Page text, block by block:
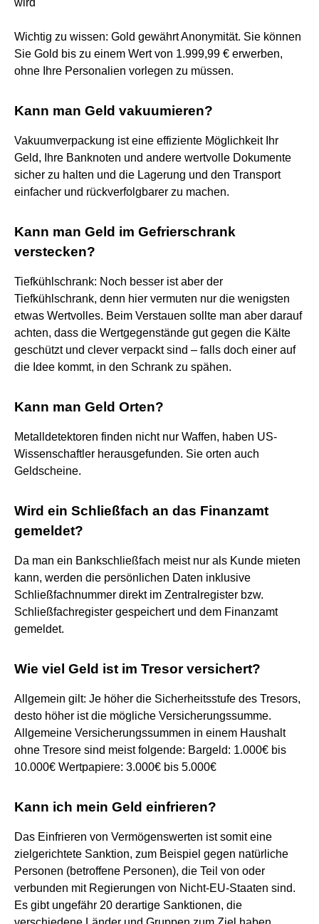
Wichtig zu wissen: Gold gewährt Anonymität. Sie können
Sie Gold bis zu einem Wert von 1.999,99 € erwerben,
ohne Ihre Personalien vorlegen zu müssen.
Kann man Geld vakuumieren?
Vakuumverpackung ist eine effiziente Möglichkeit Ihr
Geld, Ihre Banknoten und andere wertvolle Dokumente
sicher zu halten und die Lagerung und den Transport
einfacher und rückverfolgbarer zu machen.
Kann man Geld im Gefrierschrank
verstecken?
Tiefkühlschrank: Noch besser ist aber der
Tiefkühlschrank, denn hier vermuten nur die wenigsten
etwas Wertvolles. Beim Verstauen sollte man aber darauf
achten, dass die Wertgegenstände gut gegen die Kälte
geschützt und clever verpackt sind – falls doch einer auf
die Idee kommt, in den Schrank zu spähen.
Kann man Geld Orten?
Metalldetektoren finden nicht nur Waffen, haben US-
Wissenschaftler herausgefunden. Sie orten auch
Geldscheine.
Wird ein Schließfach an das Finanzamt
gemeldet?
Da man ein Bankschließfach meist nur als Kunde mieten
kann, werden die persönlichen Daten inklusive
Schließfachnummer direkt im Zentralregister bzw.
Schließfachregister gespeichert und dem Finanzamt
gemeldet.
Wie viel Geld ist im Tresor versichert?
Allgemein gilt: Je höher die Sicherheitsstufe des Tresors,
desto höher ist die mögliche Versicherungssumme.
Allgemeine Versicherungssummen in einem Haushalt
ohne Tresore sind meist folgende: Bargeld: 1.000€ bis
10.000€ Wertpapiere: 3.000€ bis 5.000€
Kann ich mein Geld einfrieren?
Das Einfrieren von Vermögenswerten ist somit eine
zielgerichtete Sanktion, zum Beispiel gegen natürliche
Personen (betroffene Personen), die Teil von oder
verbunden mit Regierungen von Nicht-EU-Staaten sind.
Es gibt ungefähr 20 derartige Sanktionen, die